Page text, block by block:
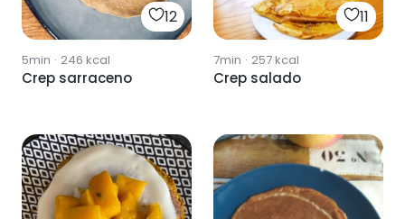
12
5min · 246 kcal
Crep sarraceno
11
7min · 257kcal
Crep salado